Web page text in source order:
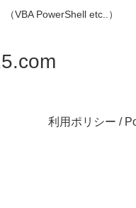
VBA PowerShell etc..）
利用ポリシー /